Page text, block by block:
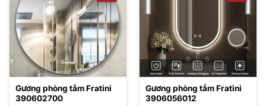
Gương phòng tắm Fratini
390602700
Gương phòng tắm Fratini
3906056012